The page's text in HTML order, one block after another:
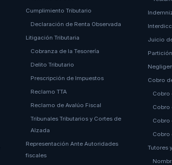
Cumplimiento Tributario
Declaración de Renta Observada
Litigación Tributaria
Cobranza de la Tesorería
Delito Tributario
Prescripción de Impuestos
Reclamo TTA
Reclamo de Avalúo Fiscal
Tribunales Tributarios y Cortes de
Alzada
Representación Ante Autoridades
fiscales
Juicio
Cobro
Cobro
Cobro
Cobro
Cobro
Tutores